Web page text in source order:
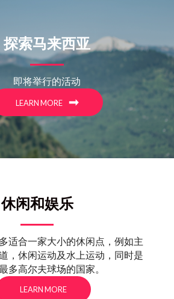
探索马来西亚
即将举行的活动
LEARN MORE
休闲和娱乐
适合一家大小的休闲点，例如主
，休闲运动及水上运动，同时是
多高尔夫球场的国家。
LEARN MORE